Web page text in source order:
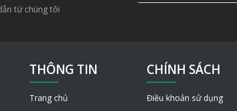
từ chúng tôi
THÔNG TIN
Trang chủ
CHÍNH SÁCH
Điều khoản sử dụng